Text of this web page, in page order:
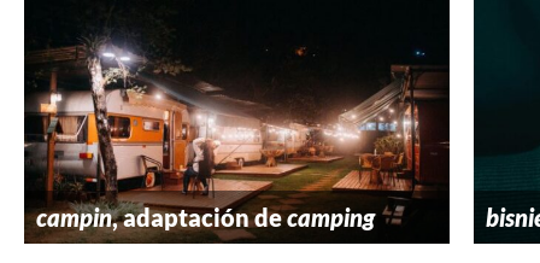
campin, adaptación decamping